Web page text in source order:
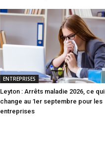
ENTREPRISES
Leyton : Arrêts maladie 2026, ce qui
change au 1er septembre pour les
entreprises